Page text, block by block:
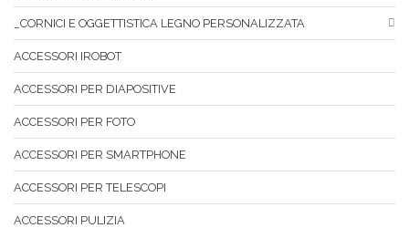
_CORNICI E OGGETTISTICA LEGNO PERSONALIZZATA
ACCESSORI IROBOT
ACCESSORI PER DIAPOSITIVE
ACCESSORI PER FOTO
ACCESSORI PER SMARTPHONE
ACCESSORI PER TELESCOPI
ACCESSORI PULIZIA